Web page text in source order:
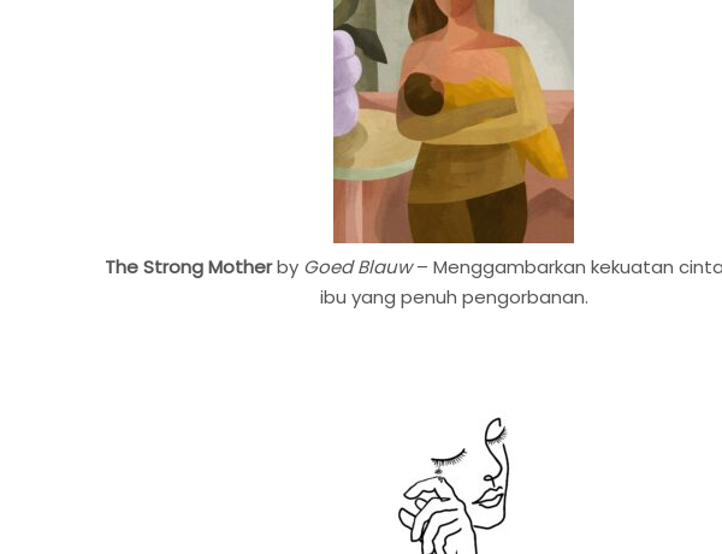
The Strong Motherby Goed Blauw– Menggambarkan kekuatan
ibu yang penuh pengorbanan.